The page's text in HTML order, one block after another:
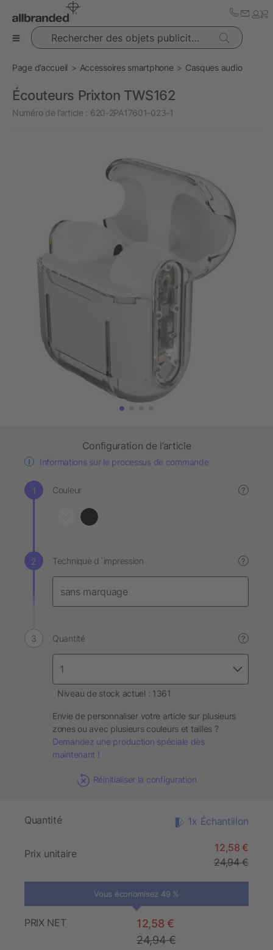
Rechercher des objets publicitaires
Page d’accueil Accessoires smartphone Casques audio
Écouteurs Prixton TWS162
Numéro de l’article : 620-2PA17601-023-1
Configuration de l’article
Informations sur le processus de commande
Couleur ?
Technique d´impression ?
Quantité ?
Niveau de stock actuel : 1361
Envie de personnaliser votre article sur plusieurs
zones ou avec plusieurs couleurs et tailles ?
Demandez une production spéciale dès
maintenant !
Réinitialiser la configuration
Quantité 1x Échantillon
Prix unitaire
12,58 €
24,94 €
Vous économisez 49 %
PRIX NET
12,58 €
24,94 €